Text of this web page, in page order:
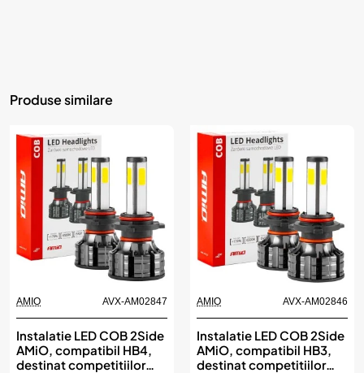
Produse similare
AMIO AVX-AM02847
Instalatie LED COB 2Side
AMiO, compatibil HB4,
destinat competitiilor
AMIO AVX-AM02846
Instalatie LED COB 2Side
AMiO, compatibil HB3,
destinat competitiilor